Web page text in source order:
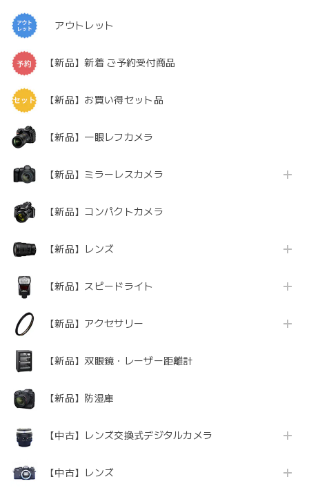
アウトレット
【新品】新着 ご予約受付商品
【新品】お買い得セット品
【新品】一眼レフカメラ
【新品】ミラーレスカメラ
【新品】コンパクトカメラ
【新品】レンズ
【新品】スピードライト
【新品】アクセサリー
【新品】双眼鏡・レーザー距離計
【新品】防湿庫
【中古】レンズ交換式デジタルカメラ
【中古】レンズ